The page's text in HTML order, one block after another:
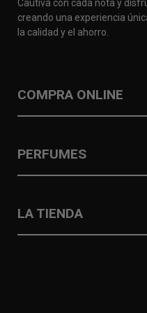
Cautiva con cada nota y
creando una experiencia
la calidad y el ahorro.
COMPRA ONLINE
PERFUMES
LA TIENDA